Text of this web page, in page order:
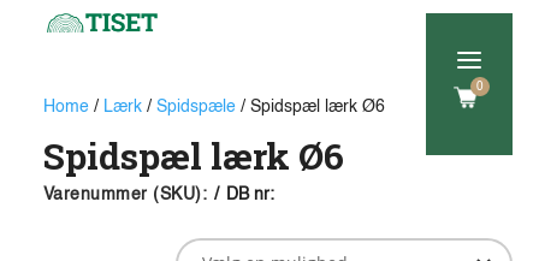
a
0
Home/ Lærk/ Spidspæle/ Spidspæl lærk Ø6
Spidspæl lærk Ø6
Varenummer (SKU): / DB nr: